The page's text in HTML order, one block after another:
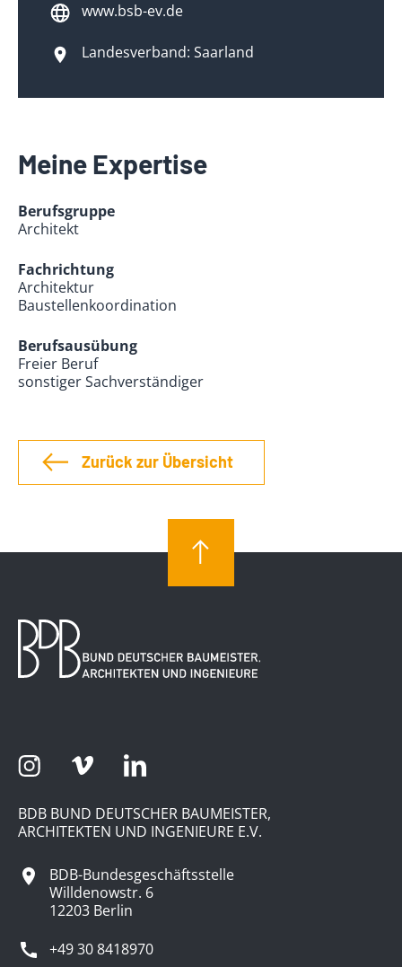
www.bsb-ev.de
Landesverband: Saarland
Meine Expertise
Berufsgruppe
Architekt
Fachrichtung
Architektur
Baustellenkoordination
Berufsausübung
Freier Beruf
sonstiger Sachverständiger
Zurück zur Übersicht
BDB BUND DEUTSCHER BAUMEISTER,
ARCHITEKTEN UND INGENIEURE E.V.
BDB-Bundesgeschäftsstelle
Willdenowstr. 6
12203 Berlin
+49 30 8418970